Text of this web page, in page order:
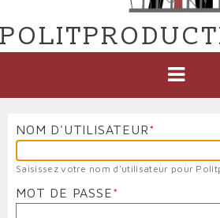
NOM D'UTILISATEUR
Saisissez votre nom d'utilisateur pour
MOT DE PASSE